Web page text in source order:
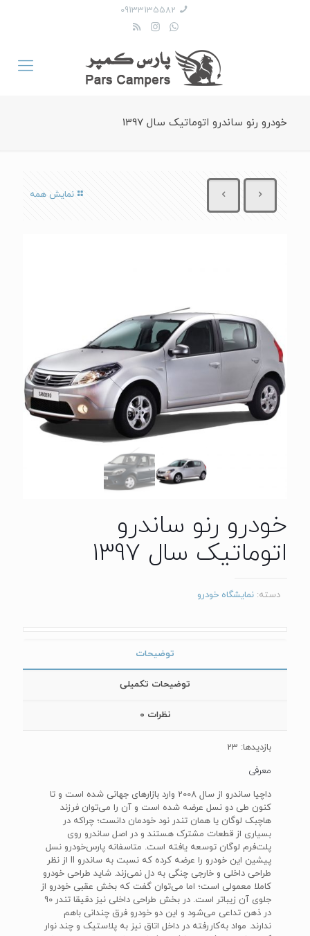
09133135582
خودرو رنو ساندرو اتوماتیک سال 1397
نمایش همه
خودرو رنو ساندرو
اتوماتیک سال 1397
دسته: نمایشگاه خودرو
توضیحات
توضیحات تکمیلی
نظرات 0
بازدیدها: 23
معرفی
داچیا ساندرو از سال 2008 وارد بازارهای جهانی شده است و تا
کنون طی دو نسل عرضه شده است و آن را می‌توان فرزند
هاچبک لوگان یا همان تندر نود خودمان دانست؛ چراکه در
بسیاری از قطعات مشترک هستند و در اصل ساندرو روی
پلت‌فرم لوگان توسعه یافته است. متاسفانه پارس‌خودرو نسل
پیشین این خودرو را عرضه کرده که نسبت به ساندرو II از نظر
طراحی داخلی و خارجی چنگی به دل نمی‌زند. شاید طراحی خودرو
کاملا معمولی است؛ اما می‌توان گفت که بخش عقبی خودرو از
جلوی آن زیباتر است. در بخش طراحی داخلی نیز دقیقا تندر 90
در ذهن تداعی می‌شود و این دو خودرو فرق چندانی باهم
ندارند. مواد به‌کاررفته در داخل اتاق نیز به پلاستیک و چند نوار